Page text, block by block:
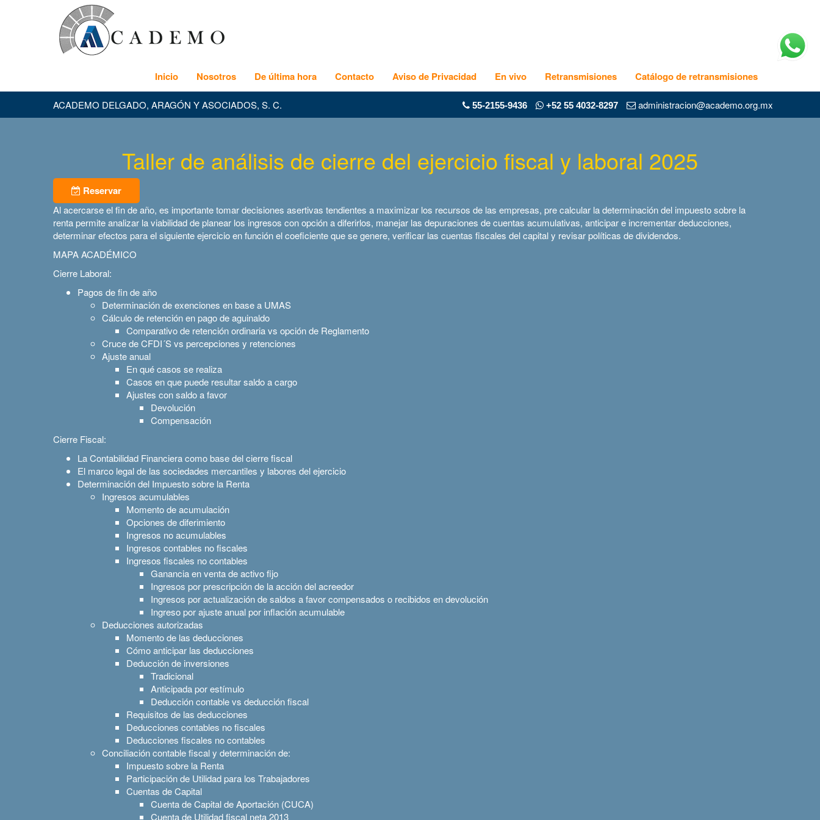
Inicio Nosotros De última hora Contacto Aviso de Privacidad En vivo Retransmisiones Catálogo de retransmisiones
ACADEMO DELGADO, ARAGÓN Y ASOCIADOS, S. C. 55-2155-9436 +52 55 4032-8297 administracion@academo.org.mx
Taller de análisis de cierre del ejercicio fiscal y laboral 2025
Reservar
Al acercarse el fin de año, es importante tomar decisiones asertivas tendientes a maximizar los recursos de las empresas, pre calcular la determinación del impuesto sobre la
renta permite analizar la viabilidad de planear los ingresos con opción a diferirlos, manejar las depuraciones de cuentas acumulativas, anticipar e incrementar deducciones,
determinar efectos para el siguiente ejercicio en función el coeficiente que se genere, verificar las cuentas fiscales del capital y revisar políticas de dividendos.
MAPA ACADÉMICO
Cierre Laboral:
Pagos de fin de año
Determinación de exenciones en base a UMAS
Cálculo de retención en pago de aguinaldo
Comparativo de retención ordinaria vs opción de Reglamento
Cruce de CFDI´S vs percepciones y retenciones
Ajuste anual
En qué casos se realiza
Casos en que puede resultar saldo a cargo
Ajustes con saldo a favor
Devolución
Compensación
Cierre Fiscal:
La Contabilidad Financiera como base del cierre fiscal
El marco legal de las sociedades mercantiles y labores del ejercicio
Determinación del Impuesto sobre la Renta
Ingresos acumulables
Momento de acumulación
Opciones de diferimiento
Ingresos no acumulables
Ingresos contables no fiscales
Ingresos fiscales no contables
Ganancia en venta de activo fijo
Ingresos por prescripción de la acción del acreedor
Ingresos por actualización de saldos a favor compensados o recibidos en devolución
Ingreso por ajuste anual por inflación acumulable
Deducciones autorizadas
Momento de las deducciones
Cómo anticipar las deducciones
Deducción de inversiones
Tradicional
Anticipada por estímulo
Deducción contable vs deducción fiscal
Requisitos de las deducciones
Deducciones contables no fiscales
Deducciones fiscales no contables
Conciliación contable fiscal y determinación de:
Impuesto sobre la Renta
Participación de Utilidad para los Trabajadores
Cuentas de Capital
Cuenta de Capital de Aportación (CUCA)
Cuenta de Utilidad fiscal neta 2013